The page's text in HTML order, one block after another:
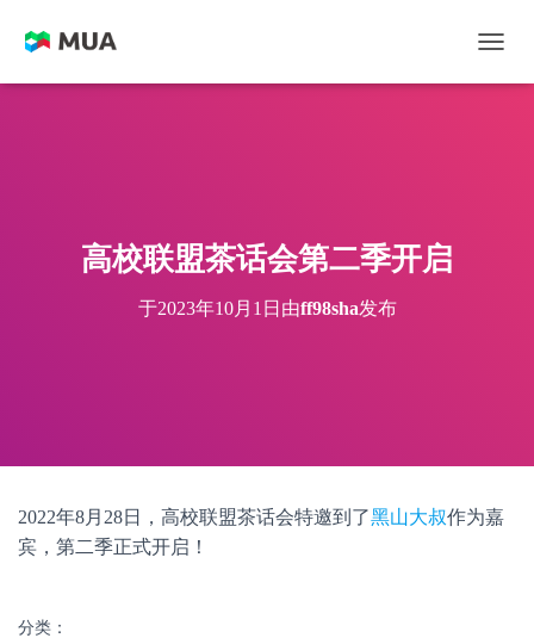
高校联盟茶话会第二季开启
于2023年10月1日 由ff98sha发布
2022年8月28日，高校联盟茶话会特邀到了黑山大叔作为嘉
宾，第二季正式开启！
分类：